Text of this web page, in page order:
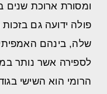
ומסורת ארוכת שנים
פולה ידועה גם
שלה, בינהם
לספירה אשר נותר
הרומי הוא השישי